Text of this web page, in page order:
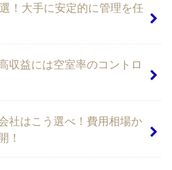
！大手に安定的に管理を任
収益には空室率のコントロ
社はこう選べ！費用相場か
！